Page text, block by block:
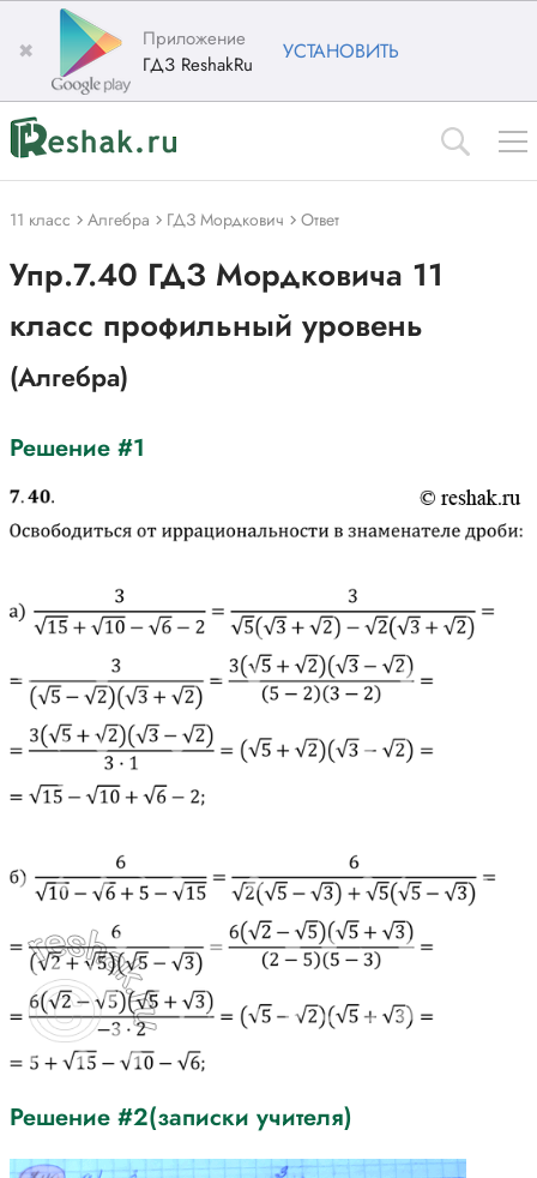
✖
Приложение
ГДЗ ReshakRu
УСТАНОВИТЬ
11 класс Алгебра ГДЗ Мордкович Ответ
Упр.7.40 ГДЗ Мордковича 11
класс профильный уровень
(Алгебра)
Решение #1
Решение #2(записки учителя)